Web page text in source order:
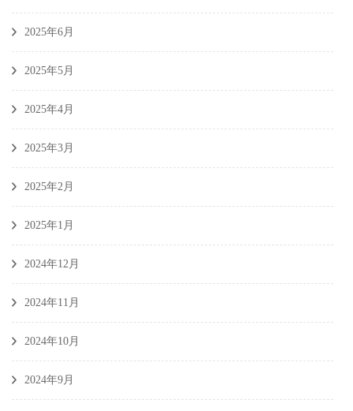
2025年6月
2025年5月
2025年4月
2025年3月
2025年2月
2025年1月
2024年12月
2024年11月
2024年10月
2024年9月